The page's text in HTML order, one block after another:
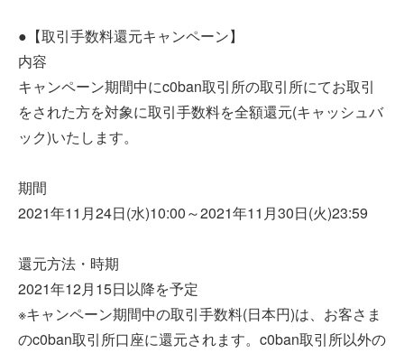
●【取引手数料還元キャンペーン】
内容
キャンペーン期間中にc0ban取引所の取引所にてお取引
をされた方を対象に取引手数料を全額還元(キャッシュバ
ック)いたします。
期間
2021年11月24日(水)10:00～2021年11月30日(火)23:59
還元方法・時期
2021年12月15日以降を予定
※キャンペーン期間中の取引手数料(日本円)は、お客さま
のc0ban取引所口座に還元されます。c0ban取引所以外の